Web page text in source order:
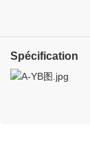
Spécification